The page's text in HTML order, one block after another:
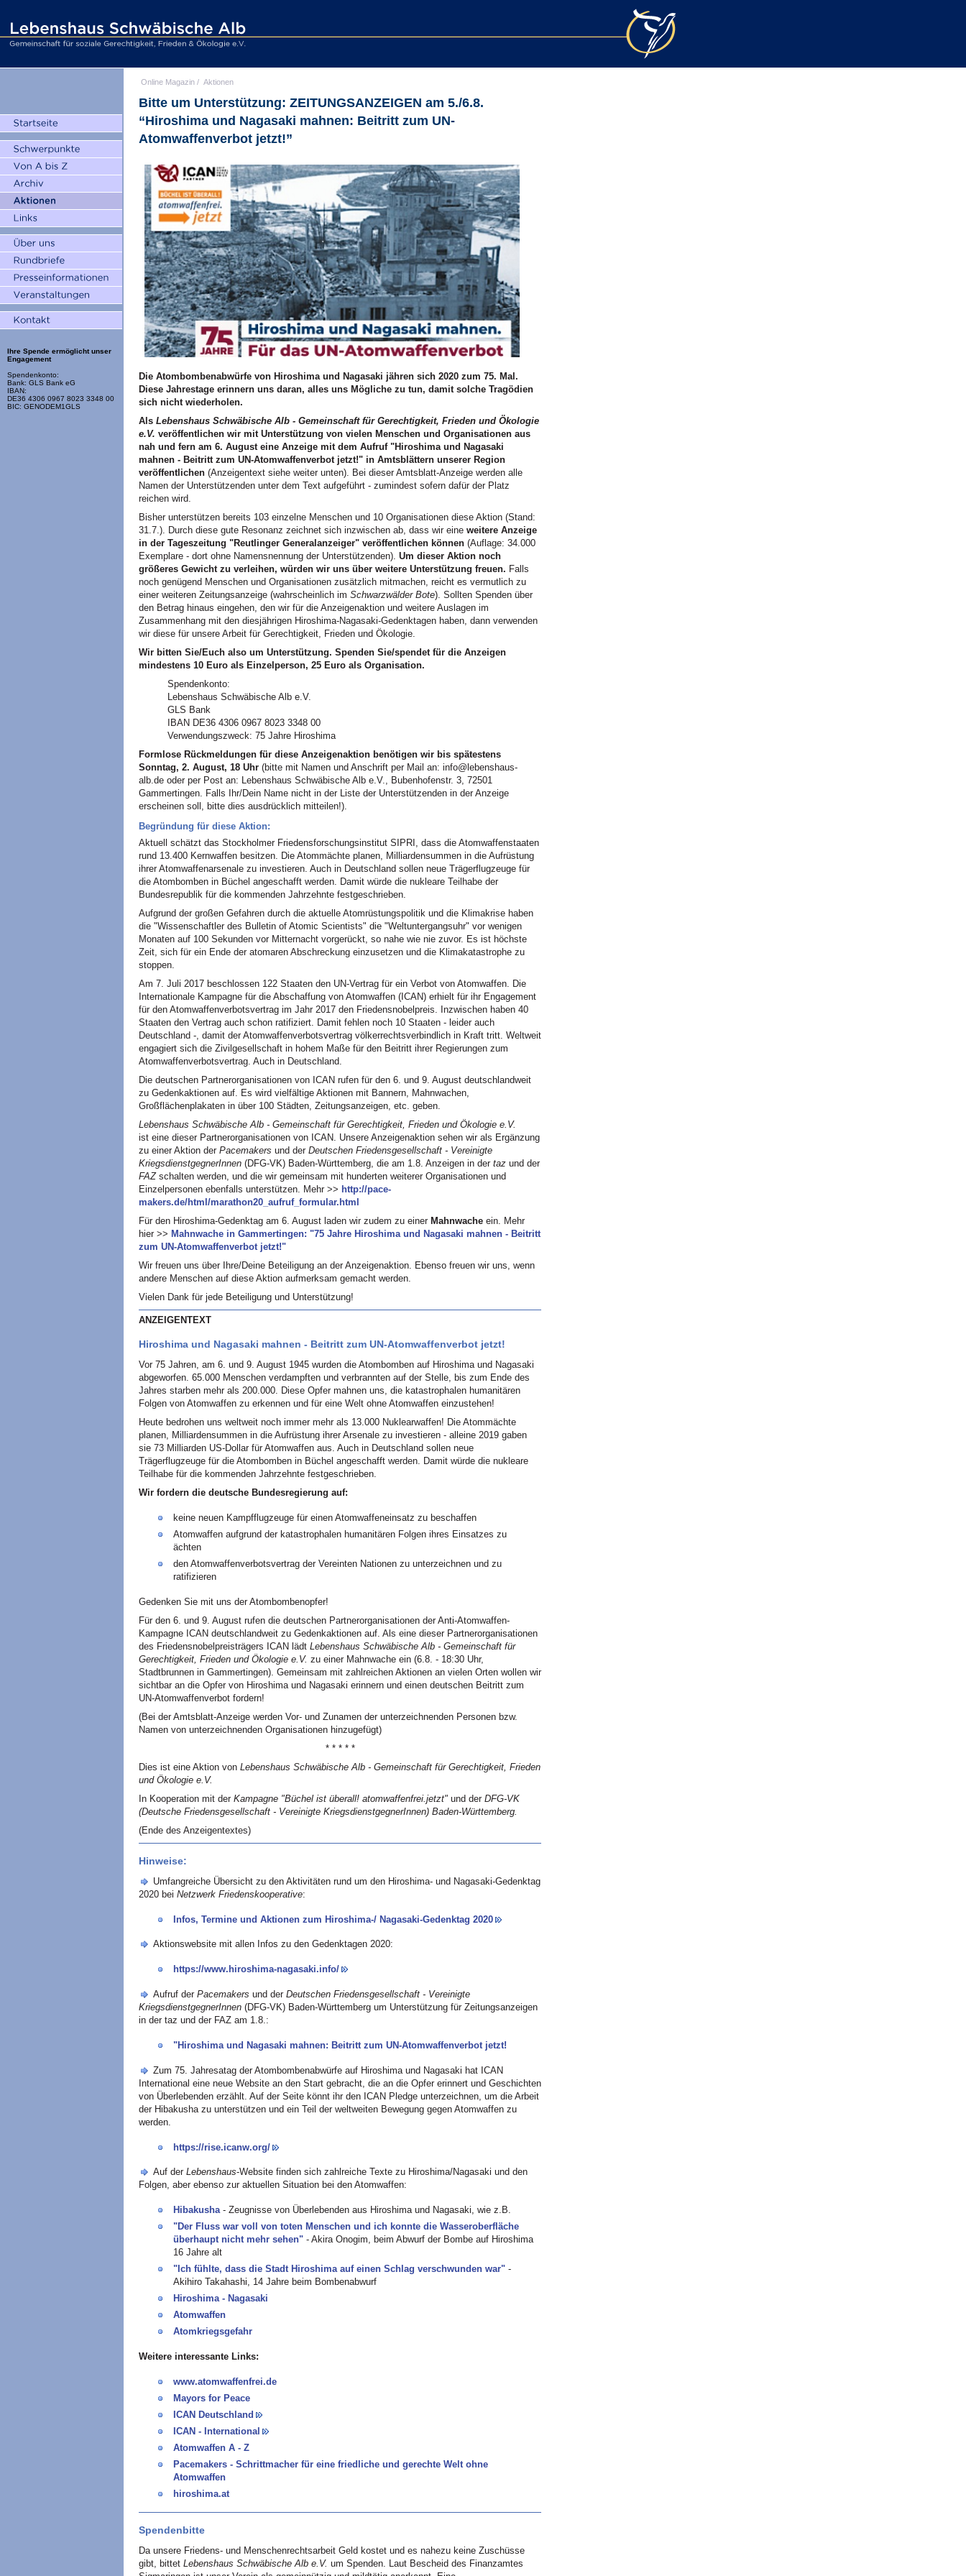
Ihre Spende ermöglicht unser
Engagement
Spendenkonto:
Bank: GLS Bank eG
IBAN:
DE36 4306 0967 8023 3348 00
BIC: GENODEM1GLS
Online Magazin / Aktionen
Bitte um Unterstützung: ZEITUNGSANZEIGEN am 5./6.8.
“Hiroshima und Nagasaki mahnen: Beitritt zum UN-
Atomwaffenverbot jetzt!”
Die Atombombenabwürfe von Hiroshima und Nagasaki jähren sich 2020 zum 75. Mal.
Diese Jahrestage erinnern uns daran, alles uns Mögliche zu tun, damit solche Tragödien
sich nicht wiederholen.
Als Lebenshaus Schwäbische Alb - Gemeinschaft für Gerechtigkeit, Frieden und Ökologie
e.V. veröffentlichen wir mit Unterstützung von vielen Menschen und Organisationen aus
nah und fern am 6. August eine Anzeige mit dem Aufruf "Hiroshima und Nagasaki
mahnen - Beitritt zum UN-Atomwaffenverbot jetzt!" in Amtsblättern unserer Region
veröffentlichen (Anzeigentext siehe weiter unten). Bei dieser Amtsblatt-Anzeige werden alle
Namen der Unterstützenden unter dem Text aufgeführt - zumindest sofern dafür der Platz
reichen wird.
Bisher unterstützen bereits 103 einzelne Menschen und 10 Organisationen diese Aktion (Stand:
31.7.). Durch diese gute Resonanz zeichnet sich inzwischen ab, dass wir eine weitere Anzeige
in der Tageszeitung "Reutlinger Generalanzeiger" veröffentlichen können (Auflage: 34.000
Exemplare - dort ohne Namensnennung der Unterstützenden). Um dieser Aktion noch
größeres Gewicht zu verleihen, würden wir uns über weitere Unterstützung freuen. Falls
noch genügend Menschen und Organisationen zusätzlich mitmachen, reicht es vermutlich zu
einer weiteren Zeitungsanzeige (wahrscheinlich im Schwarzwälder Bote). Sollten Spenden über
den Betrag hinaus eingehen, den wir für die Anzeigenaktion und weitere Auslagen im
Zusammenhang mit den diesjährigen Hiroshima-Nagasaki-Gedenktagen haben, dann verwenden
wir diese für unsere Arbeit für Gerechtigkeit, Frieden und Ökologie.
Wir bitten Sie/Euch also um Unterstützung. Spenden Sie/spendet für die Anzeigen
mindestens 10 Euro als Einzelperson, 25 Euro als Organisation.
Spendenkonto:
Lebenshaus Schwäbische Alb e.V.
GLS Bank
IBAN DE36 4306 0967 8023 3348 00
Verwendungszweck: 75 Jahre Hiroshima
Formlose Rückmeldungen für diese Anzeigenaktion benötigen wir bis spätestens
Sonntag, 2. August, 18 Uhr (bitte mit Namen und Anschrift per Mail an: info@lebenshaus-
alb.de oder per Post an: Lebenshaus Schwäbische Alb e.V., Bubenhofenstr. 3, 72501
Gammertingen. Falls Ihr/Dein Name nicht in der Liste der Unterstützenden in der Anzeige
erscheinen soll, bitte dies ausdrücklich mitteilen!).
Begründung für diese Aktion:
Aktuell schätzt das Stockholmer Friedensforschungsinstitut SIPRI, dass die Atomwaffenstaaten
rund 13.400 Kernwaffen besitzen. Die Atommächte planen, Milliardensummen in die Aufrüstung
ihrer Atomwaffenarsenale zu investieren. Auch in Deutschland sollen neue Trägerflugzeuge für
die Atombomben in Büchel angeschafft werden. Damit würde die nukleare Teilhabe der
Bundesrepublik für die kommenden Jahrzehnte festgeschrieben.
Aufgrund der großen Gefahren durch die aktuelle Atomrüstungspolitik und die Klimakrise haben
die "Wissenschaftler des Bulletin of Atomic Scientists" die "Weltuntergangsuhr" vor wenigen
Monaten auf 100 Sekunden vor Mitternacht vorgerückt, so nahe wie nie zuvor. Es ist höchste
Zeit, sich für ein Ende der atomaren Abschreckung einzusetzen und die Klimakatastrophe zu
stoppen.
Am 7. Juli 2017 beschlossen 122 Staaten den UN-Vertrag für ein Verbot von Atomwaffen. Die
Internationale Kampagne für die Abschaffung von Atomwaffen (ICAN) erhielt für ihr Engagement
für den Atomwaffenverbotsvertrag im Jahr 2017 den Friedensnobelpreis. Inzwischen haben 40
Staaten den Vertrag auch schon ratifiziert. Damit fehlen noch 10 Staaten - leider auch
Deutschland -, damit der Atomwaffenverbotsvertrag völkerrechtsverbindlich in Kraft tritt. Weltweit
engagiert sich die Zivilgesellschaft in hohem Maße für den Beitritt ihrer Regierungen zum
Atomwaffenverbotsvertrag. Auch in Deutschland.
Die deutschen Partnerorganisationen von ICAN rufen für den 6. und 9. August deutschlandweit
zu Gedenkaktionen auf. Es wird vielfältige Aktionen mit Bannern, Mahnwachen,
Großflächenplakaten in über 100 Städten, Zeitungsanzeigen, etc. geben.
Lebenshaus Schwäbische Alb - Gemeinschaft für Gerechtigkeit, Frieden und Ökologie e.V.
ist eine dieser Partnerorganisationen von ICAN. Unsere Anzeigenaktion sehen wir als Ergänzung
zu einer Aktion der Pacemakers und der Deutschen Friedensgesellschaft - Vereinigte
KriegsdienstgegnerInnen (DFG-VK) Baden-Württemberg, die am 1.8. Anzeigen in der taz und der
FAZschalten werden, und die wir gemeinsam mit hunderten weiterer Organisationen und
Einzelpersonen ebenfalls unterstützen. Mehr >> http://pace-
makers.de/html/marathon20_aufruf_formular.html
Für den Hiroshima-Gedenktag am 6. August laden wir zudem zu einer Mahnwache ein. Mehr
hier >> Mahnwache in Gammertingen: "75 Jahre Hiroshima und Nagasaki mahnen - Beitritt
zum UN-Atomwaffenverbot jetzt!"
Wir freuen uns über Ihre/Deine Beteiligung an der Anzeigenaktion. Ebenso freuen wir uns, wenn
andere Menschen auf diese Aktion aufmerksam gemacht werden.
Vielen Dank für jede Beteiligung und Unterstützung!
ANZEIGENTEXT
Hiroshima und Nagasaki mahnen - Beitritt zum UN-Atomwaffenverbot jetzt!
Vor 75 Jahren, am 6. und 9. August 1945 wurden die Atombomben auf Hiroshima und Nagasaki
abgeworfen. 65.000 Menschen verdampften und verbrannten auf der Stelle, bis zum Ende des
Jahres starben mehr als 200.000. Diese Opfer mahnen uns, die katastrophalen humanitären
Folgen von Atomwaffen zu erkennen und für eine Welt ohne Atomwaffen einzustehen!
Heute bedrohen uns weltweit noch immer mehr als 13.000 Nuklearwaffen! Die Atommächte
planen, Milliardensummen in die Aufrüstung ihrer Arsenale zu investieren - alleine 2019 gaben
sie 73 Milliarden US-Dollar für Atomwaffen aus. Auch in Deutschland sollen neue
Trägerflugzeuge für die Atombomben in Büchel angeschafft werden. Damit würde die nukleare
Teilhabe für die kommenden Jahrzehnte festgeschrieben.
Wir fordern die deutsche Bundesregierung auf:
keine neuen Kampfflugzeuge für einen Atomwaffeneinsatz zu beschaffen
Atomwaffen aufgrund der katastrophalen humanitären Folgen ihres Einsatzes zu
ächten
den Atomwaffenverbotsvertrag der Vereinten Nationen zu unterzeichnen und zu
ratifizieren
Gedenken Sie mit uns der Atombombenopfer!
Für den 6. und 9. August rufen die deutschen Partnerorganisationen der Anti-Atomwaffen-
Kampagne ICAN deutschlandweit zu Gedenkaktionen auf. Als eine dieser Partnerorganisationen
des Friedensnobelpreisträgers ICAN lädt Lebenshaus Schwäbische Alb - Gemeinschaft für
Gerechtigkeit, Frieden und Ökologie e.V. zu einer Mahnwache ein (6.8. - 18:30 Uhr,
Stadtbrunnen in Gammertingen). Gemeinsam mit zahlreichen Aktionen an vielen Orten wollen wir
sichtbar an die Opfer von Hiroshima und Nagasaki erinnern und einen deutschen Beitritt zum
UN-Atomwaffenverbot fordern!
(Bei der Amtsblatt-Anzeige werden Vor- und Zunamen der unterzeichnenden Personen bzw.
Namen von unterzeichnenden Organisationen hinzugefügt)
* * * * *
Dies ist eine Aktion von Lebenshaus Schwäbische Alb - Gemeinschaft für Gerechtigkeit, Frieden
und Ökologie e.V.
In Kooperation mit der Kampagne "Büchel ist überall! atomwaffenfrei.jetzt" und der DFG-VK
(Deutsche Friedensgesellschaft - Vereinigte KriegsdienstgegnerInnen) Baden-Württemberg.
(Ende des Anzeigentextes)
Hinweise:
Umfangreiche Übersicht zu den Aktivitäten rund um den Hiroshima- und Nagasaki-Gedenktag
2020 bei Netzwerk Friedenskooperative:
Infos, Termine und Aktionen zum Hiroshima-/ Nagasaki-Gedenktag 2020
Aktionswebsite mit allen Infos zu den Gedenktagen 2020:
https://www.hiroshima-nagasaki.info/
Aufruf der Pacemakers und der Deutschen Friedensgesellschaft - Vereinigte
KriegsdienstgegnerInnen (DFG-VK) Baden-Württemberg um Unterstützung für Zeitungsanzeigen
in der taz und der FAZ am 1.8.:
"Hiroshima und Nagasaki mahnen: Beitritt zum UN-Atomwaffenverbot jetzt!
Zum 75. Jahresatag der Atombombenabwürfe auf Hiroshima und Nagasaki hat ICAN
International eine neue Website an den Start gebracht, die an die Opfer erinnert und Geschichten
von Überlebenden erzählt. Auf der Seite könnt ihr den ICAN Pledge unterzeichnen, um die Arbeit
der Hibakusha zu unterstützen und ein Teil der weltweiten Bewegung gegen Atomwaffen zu
werden.
https://rise.icanw.org/
Auf der Lebenshaus-Website finden sich zahlreiche Texte zu Hiroshima/Nagasaki und den
Folgen, aber ebenso zur aktuellen Situation bei den Atomwaffen:
Hibakusha - Zeugnisse von Überlebenden aus Hiroshima und Nagasaki, wie z.B.
"Der Fluss war voll von toten Menschen und ich konnte die Wasseroberfläche
überhaupt nicht mehr sehen" - Akira Onogim, beim Abwurf der Bombe auf Hiroshima
16 Jahre alt
"Ich fühlte, dass die Stadt Hiroshima auf einen Schlag verschwunden war" -
Akihiro Takahashi, 14 Jahre beim Bombenabwurf
Hiroshima - Nagasaki
Atomwaffen
Atomkriegsgefahr
Weitere interessante Links:
www.atomwaffenfrei.de
Mayors for Peace
ICAN Deutschland
ICAN - International
Atomwaffen A - Z
Pacemakers - Schrittmacher für eine friedliche und gerechte Welt ohne
Atomwaffen
hiroshima.at
Spendenbitte
Da unsere Friedens- und Menschenrechtsarbeit Geld kostet und es nahezu keine Zuschüsse
gibt, bittet Lebenshaus Schwäbische Alb e.V. um Spenden. Laut Bescheid des Finanzamtes